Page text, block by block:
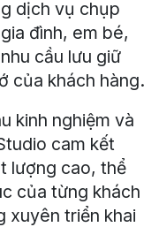
dịch vụ chụp
đình, em bé,
cầu lưu giữ
của khách hàng.
kinh nghiệm và
cam kết
lượng cao, thể
của từng khách
xuyên triển khai